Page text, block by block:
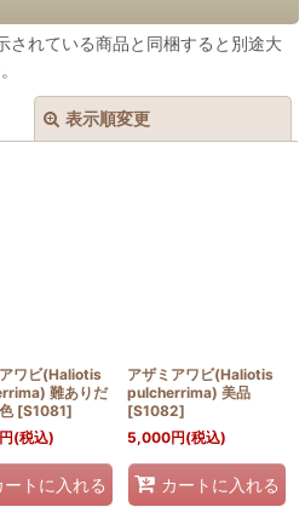
されている商品と同梱すると別途大
表示順変更
ワビ(Haliotis
難ありだ
[S1081]
(税込)
ートに入れる
アザミアワビ(Haliotis
pulcherrima) 美品
[S1082]
5,000円(税込)
カートに入れる